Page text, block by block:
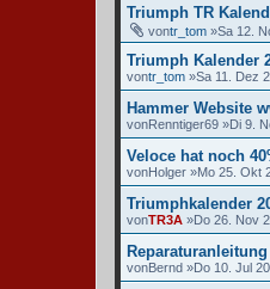
Triumph TR
vontr_tom »Sa 12.
Triumph Kalender
vontr_tom »Sa 11. Dez
Hammer Website
vonRenntiger69 »Di 9.
Veloce hat noch
vonHolger »Mo 25. Okt
Triumphkalender
vonTR3A »Do 26. Nov
vonBernd »Do 10. Jul